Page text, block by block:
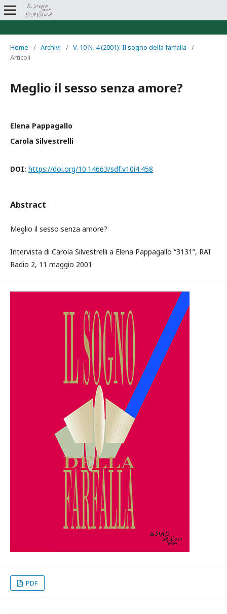
Home / Archivi / V. 10 N. 4 (2001): Il sogno della farfalla
/
Articoli
Meglio il sesso senza amore?
Elena Pappagallo
Carola Silvestrelli
DOI: https://doi.org/10.14663/sdf.v10i4.458
Abstract
Meglio il sesso senza amore?
Intervista di Carola Silvestrelli a Elena Pappagallo “3131”, RAI
Radio 2, 11 maggio 2001
PDF